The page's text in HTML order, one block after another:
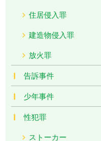
住居侵入罪
建造物侵入罪
放火罪
告訴事件
少年事件
性犯罪
ストーカー